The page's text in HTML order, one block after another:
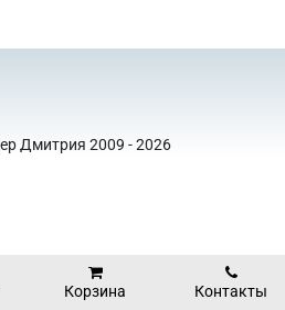
Дмитрия 2009 - 2026
Корзина Контакты